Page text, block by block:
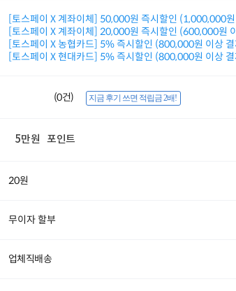
누적 금액 별
적립금 페이
Dell 구매왕
[토스페이 X 계좌이체] 50,000원 즉시할인 (1,000,000
[토스페이 X 계좌이체] 20,000원 즉시할인 (600,000원
[토스페이 X 농협카드] 5% 즉시할인 (800,000원 이상
[토스페이 X 현대카드] 5% 즉시할인 (800,000원 이상
(0건) 지금 후기 쓰면 적립금 2배!
5만원 포인트
20원
무이자 할부
업체직배송